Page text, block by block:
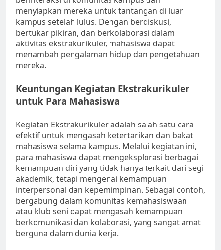
menyiapkan mereka untuk tantangan di luar
kampus setelah lulus. Dengan berdiskusi,
bertukar pikiran, dan berkolaborasi dalam
aktivitas ekstrakurikuler, mahasiswa dapat
menambah pengalaman hidup dan pengetahuan
mereka.
Keuntungan Kegiatan Ekstrakurikuler
untuk Para Mahasiswa
Kegiatan Ekstrakurikuler adalah salah satu cara
efektif untuk mengasah ketertarikan dan bakat
mahasiswa selama kampus. Melalui kegiatan ini,
para mahasiswa dapat mengeksplorasi berbagai
kemampuan diri yang tidak hanya terkait dari segi
akademik, tetapi mengenai kemampuan
interpersonal dan kepemimpinan. Sebagai contoh,
bergabung dalam komunitas kemahasiswaan
atau klub seni dapat mengasah kemampuan
berkomunikasi dan kolaborasi, yang sangat amat
berguna dalam dunia kerja.